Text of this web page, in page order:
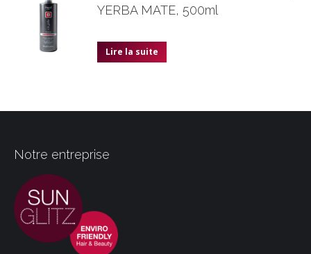
YERBA MATE, 500ml
Lire la suite
Notre entreprise